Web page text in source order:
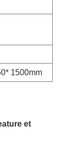
1500mm
et